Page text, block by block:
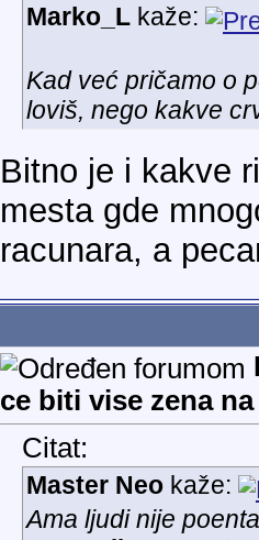
Marko_Lkaže:
Kad već pričamo o
loviš, nego kakve
Bitno je i kakve
mesta gde
racunara, a
ce biti vise zena
Citat:
Master Neokaže:
Ama ljudi nije